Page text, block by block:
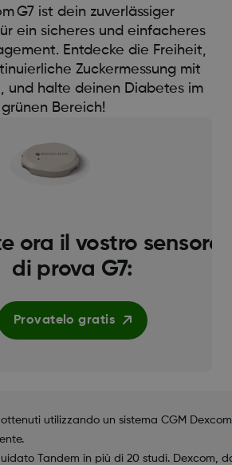
G7 ist dein zuverlässiger
ein sicheres und einfacheres
Entdecke die Freiheit,
Zuckermessung mit
und halte deinen Diabetes im
grünen Bereich!
ora il vostro sensore
di prova G7:
Provatelo gratis
utilizzando un sistema CGM
Tandem in più di 20 studi. Dexcom,